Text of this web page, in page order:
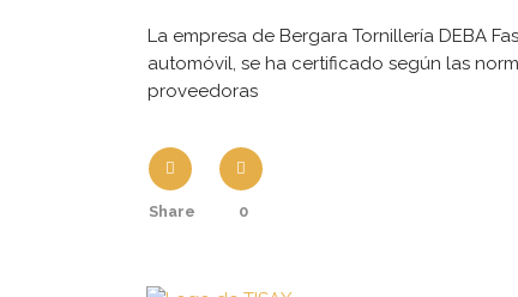
La empresa de Bergara Tornillería DEBA
automóvil, se ha certificado según las
proveedoras
Share 0